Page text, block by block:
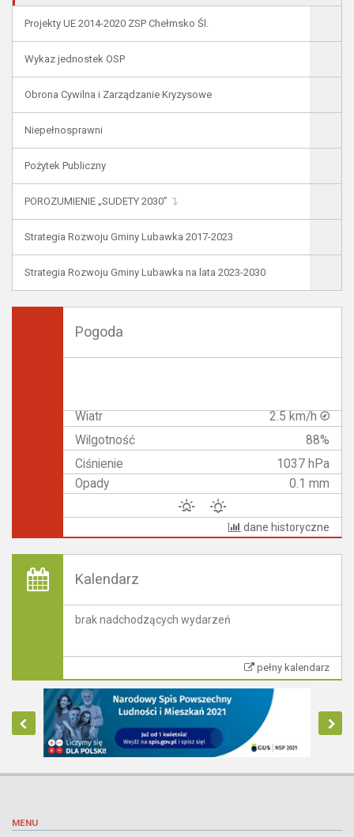
Projekty UE 2014-2020 ZSP Chełmsko Śl.
Wykaz jednostek OSP
Obrona Cywilna i Zarządzanie Kryzysowe
Niepełnosprawni
Pożytek Publiczny
POROZUMIENIE „SUDETY 2030”
Strategia Rozwoju Gminy Lubawka 2017-2023
Strategia Rozwoju Gminy Lubawka na lata 2023-2030
Pogoda
Wiatr
2.5 km/h
Wilgotność
88%
Ciśnienie
1037 hPa
Opady
0.1 mm
dane historyczne
Kalendarz
brak nadchodzących wydarzeń
pełny kalendarz
MENU